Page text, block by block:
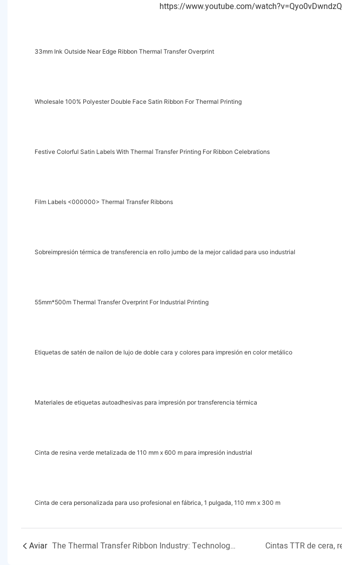
https://www.youtube.com/watch?v=Qyo0vDwndzQ
33mm Ink Outside Near Edge Ribbon Thermal Transfer Overprint
Wholesale 100% Polyester Double Face Satin Ribbon For Thermal Printing
Festive Colorful Satin Labels With Thermal Transfer Printing For Ribbon Celebrations
Film Labels <000000> Thermal Transfer Ribbons
Sobreimpresión térmica de transferencia en rollo jumbo de la mejor calidad para uso industrial
55mm*500m Thermal Transfer Overprint For Industrial Printing
Etiquetas de satén de nailon de lujo de doble cara y colores para impresión en color metálico
Materiales de etiquetas autoadhesivas para impresión por transferencia térmica
Cinta de resina verde metalizada de 110 mm x 600 m para impresión industrial
Cinta de cera personalizada para uso profesional en fábrica, 1 pulgada, 110 mm x 300 m
Aviar The Thermal Transfer Ribbon Industry: Technology, Applications, and Future Trends